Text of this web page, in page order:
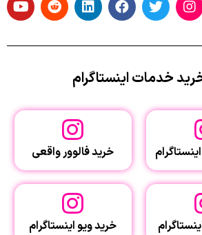
خدمات اینستاگرام
خرید فالوور واقعی
خرید ویو اینستاگرام